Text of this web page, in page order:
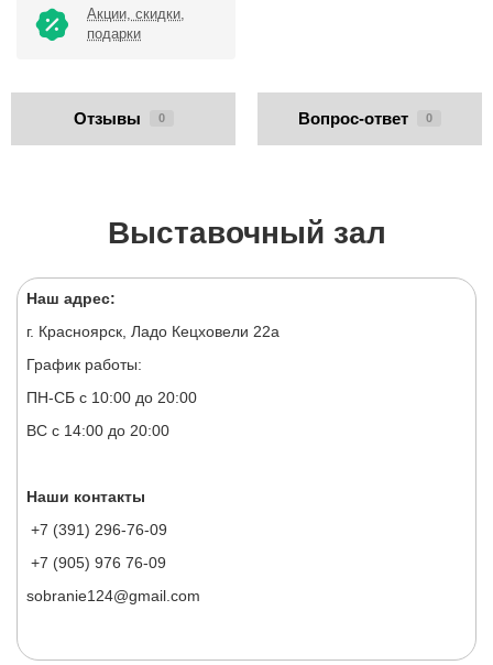
Акции, скидки,
подарки
Отзывы 0 Вопрос-ответ 0
Выставочный зал
Наш адрес:
г. Красноярск, Ладо Кецховели 22а
График работы:
ПН-СБ с 10:00 до 20:00
ВС с 14:00 до 20:00
Наши контакты
+7 (391) 296-76-09
+7 (905) 976 76-09
sobranie124@gmail.com